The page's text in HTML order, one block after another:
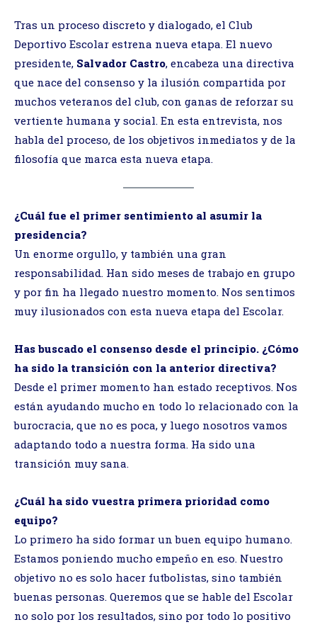
Tras un proceso discreto y dialogado, el Club
Deportivo Escolar estrena nueva etapa. El nuevo
presidente, Salvador Castro, encabeza una directiva
que nace del consenso y la ilusión compartida por
muchos veteranos del club, con ganas de reforzar su
vertiente humana y social. En esta entrevista, nos
habla del proceso, de los objetivos inmediatos y de la
filosofía que marca esta nueva etapa.
¿Cuál fue el primer sentimiento al asumir la
presidencia?
Un enorme orgullo, y también una gran
responsabilidad. Han sido meses de trabajo en grupo
y por fin ha llegado nuestro momento. Nos sentimos
muy ilusionados con esta nueva etapa del Escolar.
Has buscado el consenso desde el principio. ¿Cómo
ha sido la transición con la anterior directiva?
Desde el primer momento han estado receptivos. Nos
están ayudando mucho en todo lo relacionado con la
burocracia, que no es poca, y luego nosotros vamos
adaptando todo a nuestra forma. Ha sido una
transición muy sana.
¿Cuál ha sido vuestra primera prioridad como
equipo?
Lo primero ha sido formar un buen equipo humano.
Estamos poniendo mucho empeño en eso. Nuestro
objetivo no es solo hacer futbolistas, sino también
buenas personas. Queremos que se hable del Escolar
no solo por los resultados, sino por todo lo positivo